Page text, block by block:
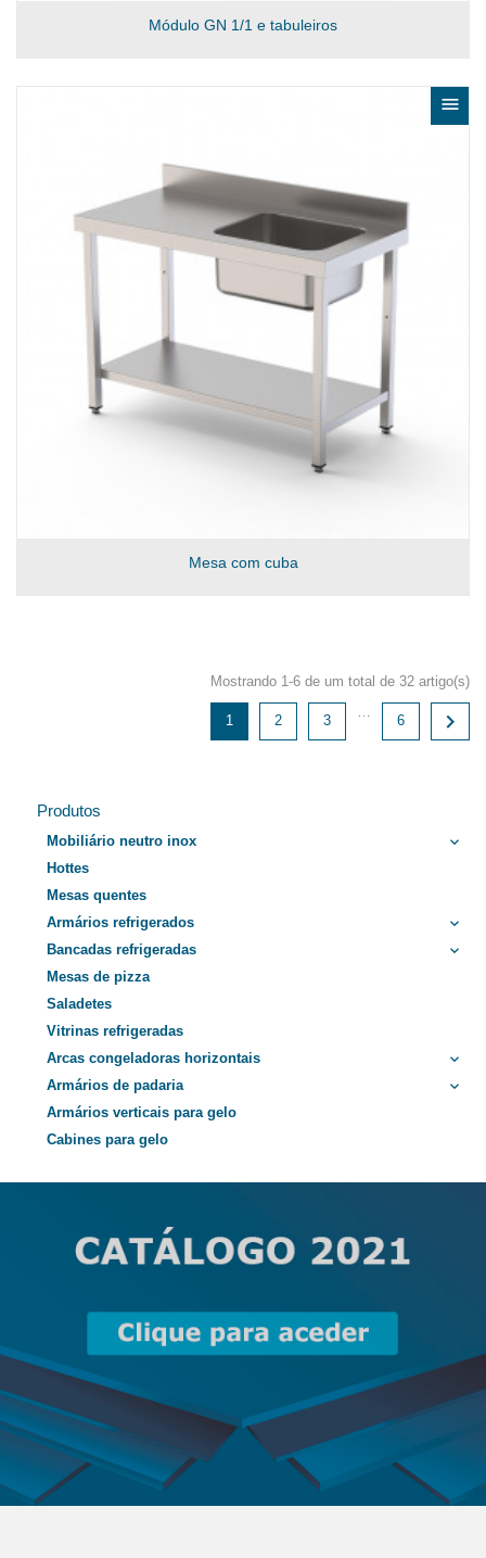
Módulo GN 1/1 e tabuleiros
Mesa com cuba

Mostrando 1-6 de um total de 32 artigo(s)
1 2 3 6 
Produtos
Mobiliário neutro inox keyboard_arrow_down
Hottes
Mesas quentes
Armários refrigerados
keyboard_arrow_down
Bancadas refrigeradas keyboard_arrow_down
Mesas de pizza
Saladetes
Vitrinas refrigeradas
Arcas congeladoras horizontais
keyboard_arrow_down
Armários de padaria keyboard_arrow_down
Armários verticais para gelo
Cabines para gelo